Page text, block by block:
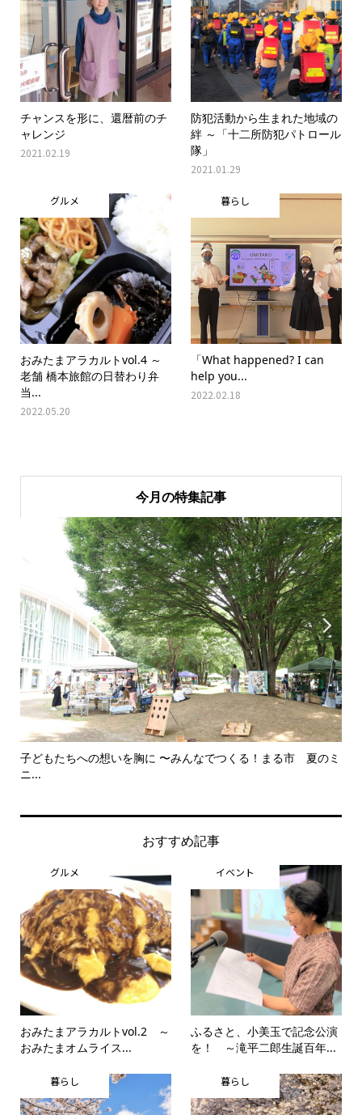
チャンスを形に、還暦前のチ
ャレンジ
2021.02.19
防犯活動から生まれた地域の
絆 ～「十二所防犯パトロール
隊」
2021.01.29
グルメ
おみたまアラカルトvol.4 ～
老舗 橋本旅館の日替わり弁
当...
2022.05.20
暮らし
「What happened? I can
help you...
2022.02.18
今月の特集記事

子どもたちへの想いを胸に 〜みんなでつくる！まる市 夏のミ
ニ...

おすすめ記事
グルメ
おみたまアラカルトvol.2 ～
おみたまオムライス...
イベント
ふるさと、小美玉で記念公演
を！ ～滝平二郎生誕百年...
暮らし 暮らし